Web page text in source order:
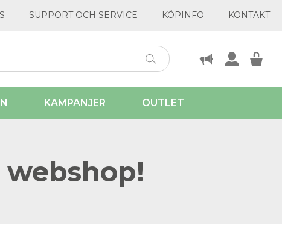
SUPPORT OCH SERVICE KÖPINFO KONTAKT
KAMPANJER OUTLET